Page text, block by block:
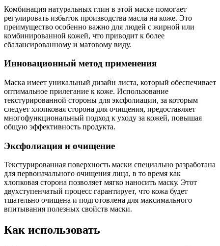
Комбинация натуральных глин в этой маске помогает
регулировать избыток производства масла на коже. Это
преимущество особенно важно для людей с жирной или
комбинированной кожей, что приводит к более
сбалансированному и матовому виду.
Инновационный метод применения
Маска имеет уникальный дизайн листа, который обеспечивает
оптимальное прилегание к коже. Использование
текстурированной стороны для эксфолиации, за которым
следует хлопковая сторона для очищения, предоставляет
многофункциональный подход к уходу за кожей, повышая
общую эффективность продукта.
Эксфолиация и очищение
Текстурированная поверхность маски специально разработана
для первоначального очищения лица, в то время как
хлопковая сторона позволяет мягко наносить маску. Этот
двухступенчатый процесс гарантирует, что кожа будет
тщательно очищена и подготовлена для максимального
впитывания полезных свойств маски.
Как использовать